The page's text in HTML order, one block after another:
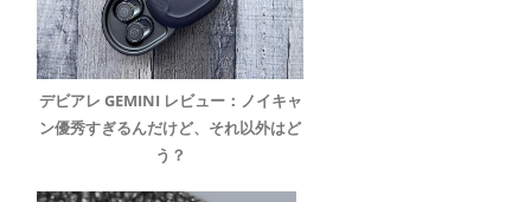
デビアレ GEMINI レビュー：ノイキャ
ン優秀すぎるんだけど、それ以外はど
う？